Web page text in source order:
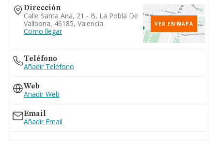
Dirección
Calle Santa Ana, 21 - B, La Pobla De
Vallbona, 46185, Valencia
Como llegar
VER EN MAPA
Teléfono
Añadir Teléfono
Web
Añadir Web
Email
Añadir Email